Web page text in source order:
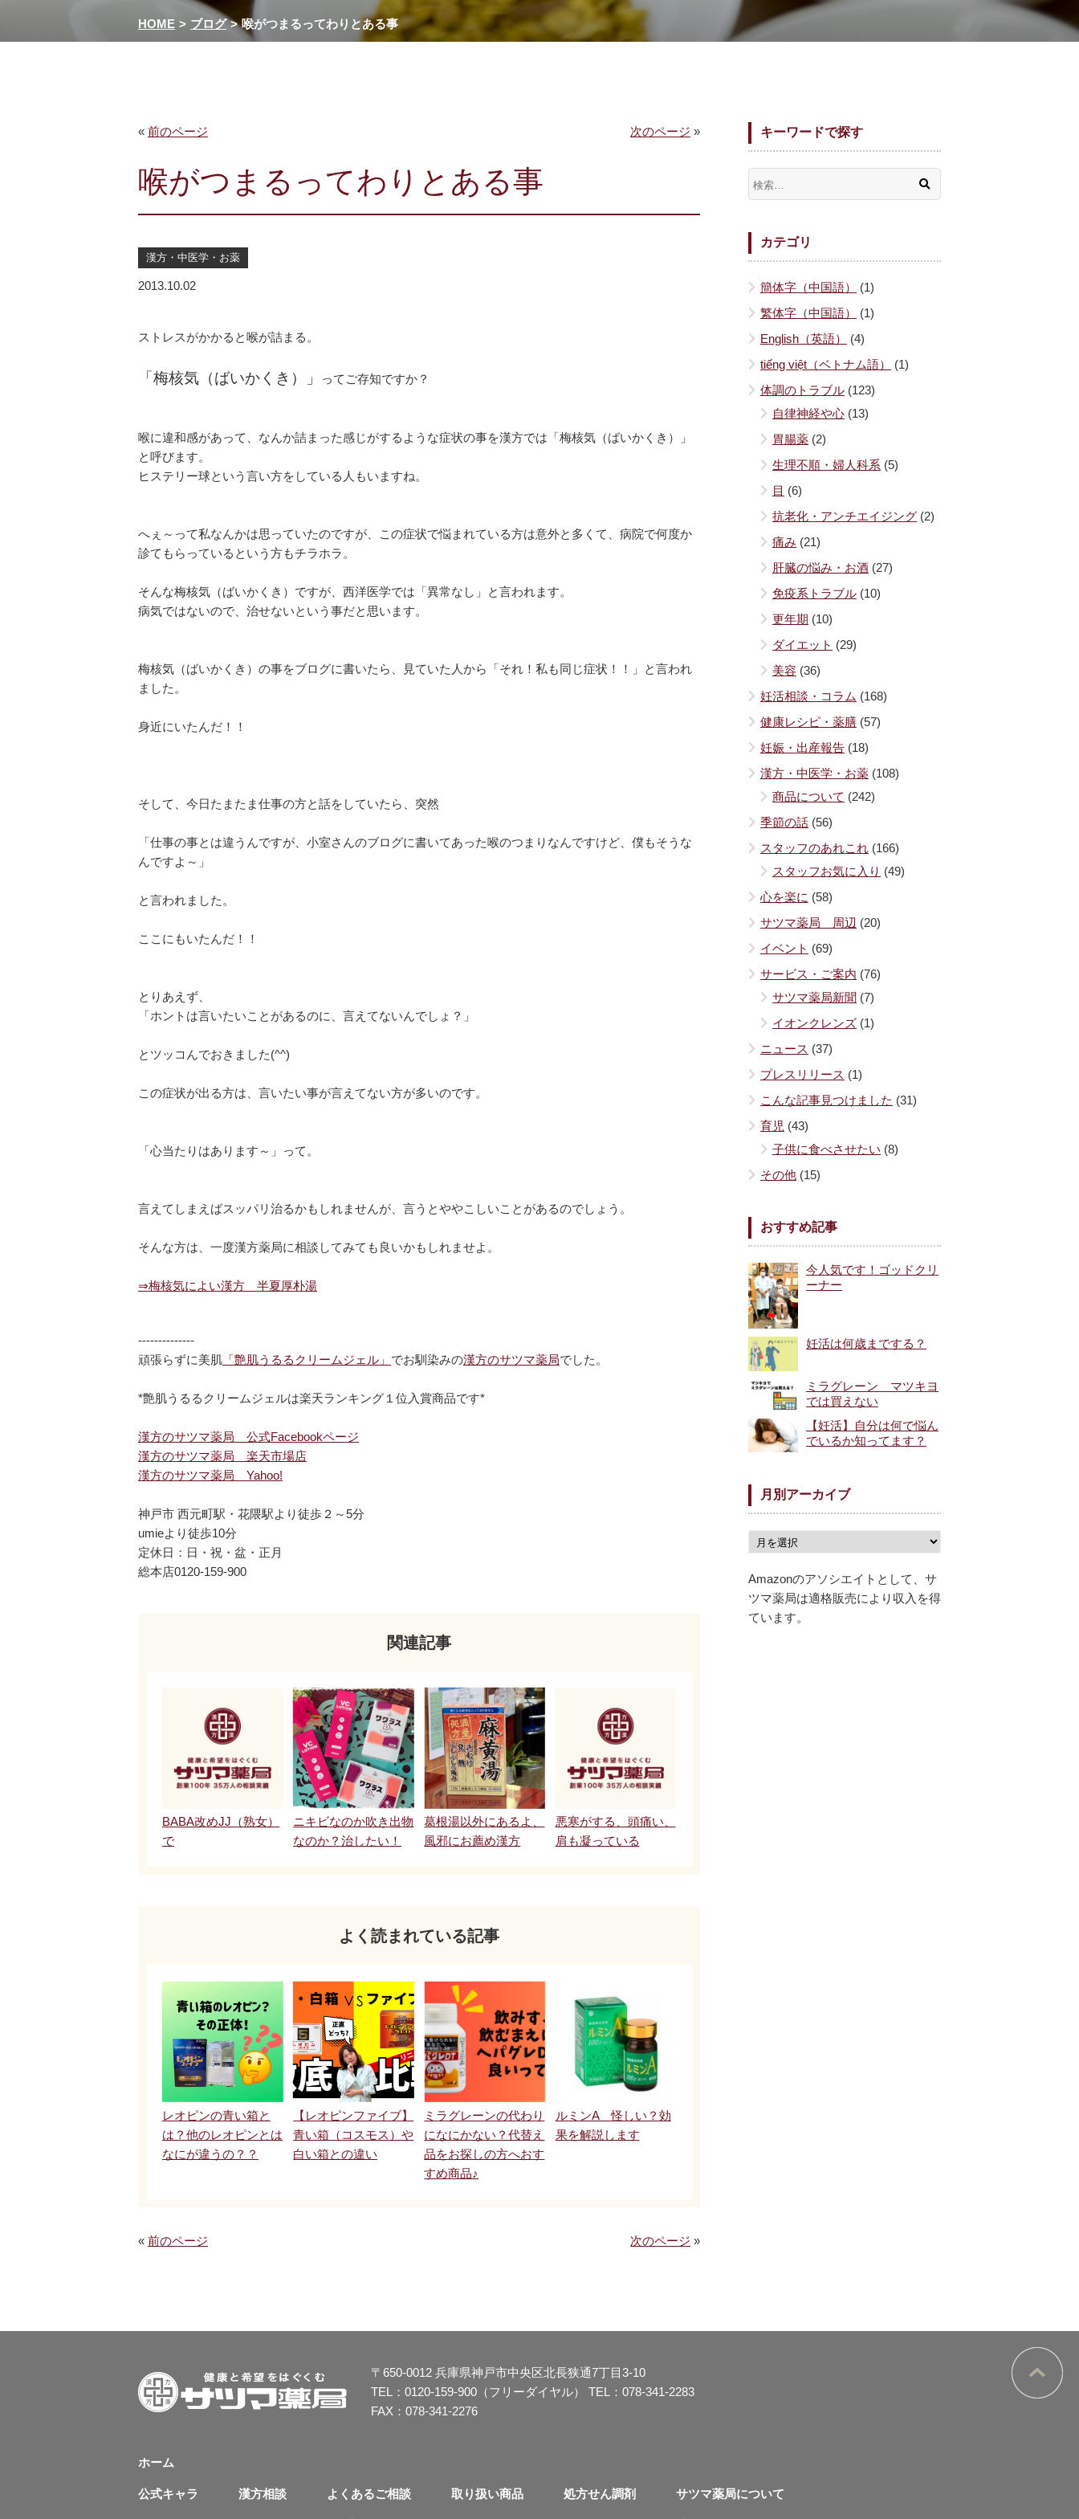
HOME ブログ 喉がつまるってわりとある事
« 前のページ 次のページ »
喉がつまるってわりとある事
漢方・中医学・お薬
2013.10.02
ストレスがかかると喉が詰まる。
「梅核気（ばいかくき）」 ってご存知ですか？
喉に違和感があって、なんか詰まった感じがするような症状の事を漢方では「梅核気（ばいかくき）」
と呼びます。
ヒステリー球という言い方をしている人もいますね。
へぇ～って私なんかは思っていたのですが、この症状で悩まれている方は意外と多くて、病院で何度か
診てもらっているという方もチラホラ。
そんな梅核気（ばいかくき）ですが、西洋医学では「異常なし」と言われます。
病気ではないので、治せないという事だと思います。
梅核気（ばいかくき）の事をブログに書いたら、見ていた人から「それ！私も同じ症状！！」と言われ
ました。
身近にいたんだ！！
そして、今日たまたま仕事の方と話をしていたら、突然
「仕事の事とは違うんですが、小室さんのブログに書いてあった喉のつまりなんですけど、僕もそうな
んですよ～」
と言われました。
ここにもいたんだ！！
とりあえず、
「ホントは言いたいことがあるのに、言えてないんでしょ？」
とツッコんでおきました(^^)
この症状が出る方は、言いたい事が言えてない方が多いのです。
「心当たりはあります～」って。
言えてしまえばスッパリ治るかもしれませんが、言うとややこしいことがあるのでしょう。
そんな方は、一度漢方薬局に相談してみても良いかもしれませよ。
⇒梅核気によい漢方 半夏厚朴湯
--------------
頑張らずに美肌 「艶肌うるるクリームジェル」 でお馴染みの漢方のサツマ薬局でした。
*艶肌うるるクリームジェルは楽天ランキング１位入賞商品です*
漢方のサツマ薬局 公式Facebookページ
漢方のサツマ薬局 楽天市場店
漢方のサツマ薬局 Yahoo!
神戸市 西元町駅・花隈駅より徒歩２～5分
umieより徒歩10分
定休日：日・祝・盆・正月
総本店0120-159-900
関連記事
BABA改めJJ（熟女）
で
ニキビなのか吹き出物
なのか？治したい！
葛根湯以外にあるよ、
風邪にお薦め漢方
悪寒がする、頭痛い、
肩も凝っている
よく読まれている記事
レオピンの青い箱と
は？他のレオピンとは
なにが違うの？？
【レオピンファイブ】
青い箱（コスモス）や
白い箱との違い
ミラグレーンの代わり
になにかない？代替え
品をお探しの方へおす
すめ商品♪
ルミンA 怪しい？効
果を解説します
« 前のページ 次のページ »
キーワードで探す
カテゴリ
簡体字（中国語）
(1)
繁体字（中国語）
(1)
English（英語）
(4)
tiếng việt（ベトナム語）
(1)
体調のトラブル (123)
自律神経や心 (13)
胃腸薬 (2)
生理不順・婦人科系 (5)
目 (6)
抗老化・アンチエイジング (2)
痛み (21)
肝臓の悩み・お酒 (27)
免疫系トラブル (10)
更年期 (10)
ダイエット (29)
美容 (36)
妊活相談・コラム (168)
健康レシピ・薬膳 (57)
妊娠・出産報告 (18)
漢方・中医学・お薬 (108)
商品について (242)
季節の話 (56)
スタッフのあれこれ (166)
スタッフお気に入り (49)
心を楽に (58)
サツマ薬局 周辺 (20)
イベント (69)
サービス・ご案内 (76)
サツマ薬局新聞 (7)
イオンクレンズ (1)
ニュース (37)
プレスリリース (1)
こんな記事見つけました (31)
育児 (43)
子供に食べさせたい (8)
その他 (15)
おすすめ記事
今人気です！ゴッドクリ
ーナー
妊活は何歳までする？
ミラグレーン マツキヨ
では買えない
【妊活】自分は何で悩ん
でいるか知ってます？
月別アーカイブ
Amazonのアソシエイトとして、サ
ツマ薬局は適格販売により収入を得
ています。
〒650-0012 兵庫県神戸市中央区北長狭通7丁目3-10
TEL： 0120-159-900（フリーダイヤル） TEL： 078-341-2283
FAX：078-341-2276
ホーム
公式キャラ 漢方相談 よくあるご相談 取り扱い商品 処方せん調剤 サツマ薬局について